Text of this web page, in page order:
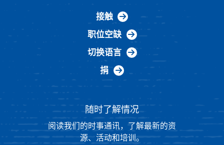
接触
职位空缺
切换语言
捐
随时了解情况
阅读我们的时事通讯，了解最新的资
源、活动和培训。